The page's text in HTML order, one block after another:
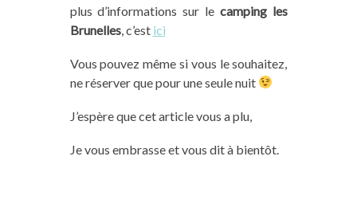
plus d’informations sur lecamping les
Brunelles, c’est ici
Vous pouvez même si vous le souhaitez,
ne réserver que pour une seule nuit
J’espère que cet article vous a plu,
Je vous embrasse et vous dit à bientôt.